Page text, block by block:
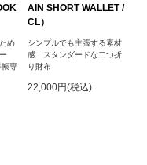
め
専
AIN SHORT WALLET /
CL）
シンプルでも主張する素材
感 スタンダードな二つ折
り財布
22,000円(税込)